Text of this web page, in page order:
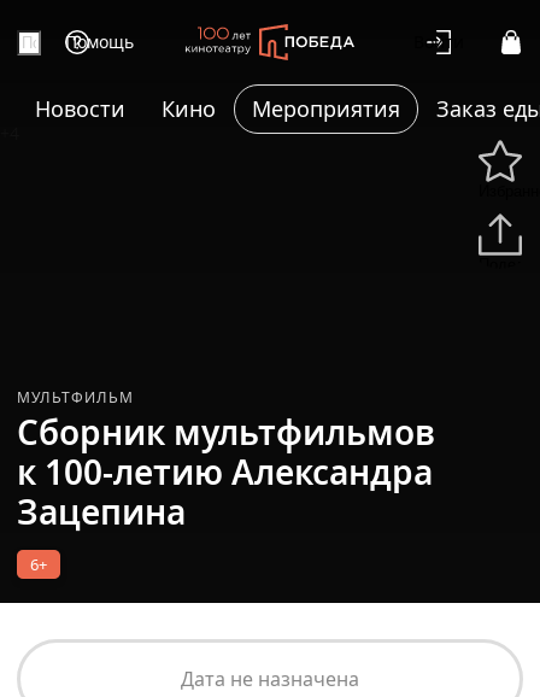
Помощь Войти
Новости Кино Мероприятия Заказ
МУЛЬТФИЛЬМ
Сборник мультфильмов
к 100-летию Александра
Зацепина
6+
Дата не назначена